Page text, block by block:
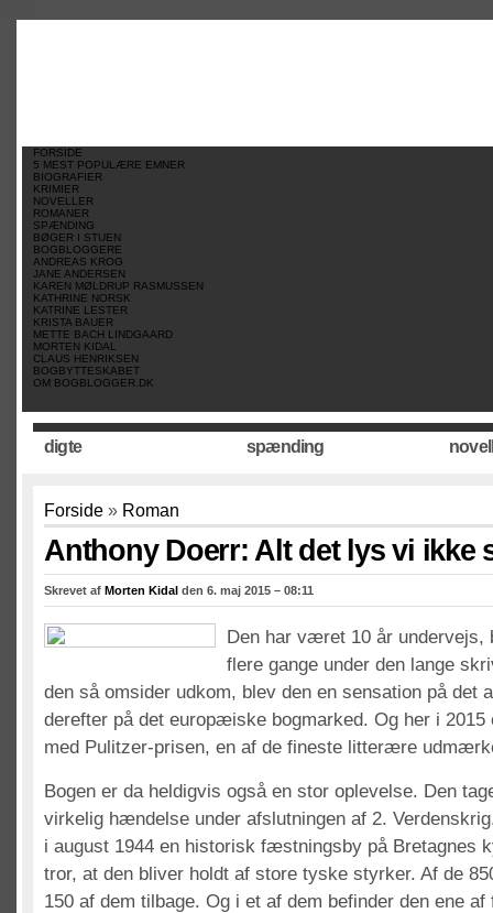
FORSIDE
5 MEST POPULÆRE EMNER
BIOGRAFIER
KRIMIER
NOVELLER
ROMANER
SPÆNDING
BØGER I STUEN
BOGBLOGGERE
ANDREAS KROG
JANE ANDERSEN
KAREN MØLDRUP RASMUSSEN
KATHRINE NORSK
KATRINE LESTER
KRISTA BAUER
METTE BACH LINDGAARD
MORTEN KIDAL
CLAUS HENRIKSEN
BOGBYTTESKABET
OM BOGBLOGGER.DK
digte spænding
Forside » Roman
Anthony Doerr: Alt det lys vi ikke
Skrevet af Morten Kidal den 6. maj 2015 – 08:11
Den har været 10 år undervejs,
flere gange under den lange
den så omsider udkom, blev den en sensation på det
derefter på det europæiske bogmarked. Og her i
med Pulitzer-prisen, en af de fineste litterære
Bogen er da heldigvis også en stor oplevelse. Den
virkelig hændelse under afslutningen af 2.
i august 1944 en historisk fæstningsby på Bretagnes
tror, at den bliver holdt af store tyske styrker. Af de
150 af dem tilbage. Og i et af dem befinder den ene